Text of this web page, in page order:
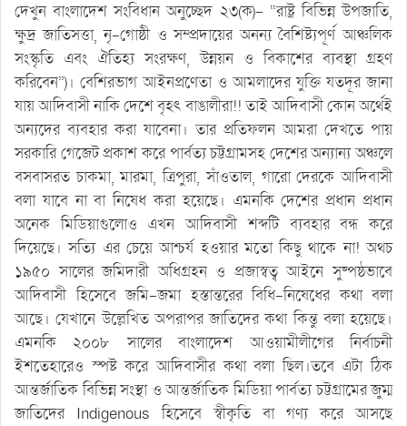
দেখুন বাংলাদেশ সংবিধান অনুচ্ছেদ ২৩(ক)- “রাষ্ট্র বিভিন্ন উপজাতি,
ক্ষুদ্র জাতিসত্তা, নৃ-গোষ্ঠী ও সম্প্রদায়ের অনন্য বৈশিষ্ট্যপূর্ণ আঞ্চলিক
সংস্কৃতি এবং ঐতিহ্য সংরক্ষণ, উন্নয়ন ও বিকাশের ব্যবস্থা গ্রহণ
করিবেন”)। বেশিরভাগ আইনপ্রণেতা ও আমলাদের যুক্তি যতদূর জানা
যায় আদিবাসী নাকি দেশে বৃহৎ বাঙালীরা!! তাই আদিবাসী কোন অর্থেই
অন্যদের ব্যবহার করা যাবেনা। তার প্রতিফলন আমরা দেখতে পায়
সরকারি গেজেট প্রকাশ করে পার্বত্য চট্টগ্রামসহ দেশের অন্যান্য অঞ্চলে
বসবাসরত চাকমা, মারমা, ত্রিপুরা, সাঁওতাল, গারো দেরকে আদিবাসী
বলা যাবে না বা নিষেধ করা হয়েছে। এমনকি দেশের প্রধান প্রধান
অনেক মিডিয়াগুলোও এখন আদিবাসী শব্দটি ব্যবহার বন্ধ করে
দিয়েছে। সত্যি এর চেয়ে অাশ্চর্য হওয়ার মতো কিছু থাকে না! অথচ
১৯৫০ সালের জমিদারী অধিগ্রহন ও প্রজাস্বত্ব আইনে সুষ্পষ্ঠভাবে
আদিবাসী হিসেবে জমি-জমা হস্তান্তরের বিধি-নিষেধের কথা বলা
আছে। যেখানে উল্লেখিত অপরাপর জাতিদের কথা কিন্তু বলা হয়েছে।
এমনকি ২০০৮ সালের বাংলাদেশ আওয়ামীলীগের নির্বাচনী
ইশতেহারেও স্পষ্ট করে আদিবাসীর কথা বলা ছিল।তবে এটা ঠিক
আন্তর্জাতিক বিভিন্ন সংস্থা ও আন্তর্জাতিক মিডিয়া পার্বত্য চট্টগ্রামের জুম্ম
জাতিদের Indigenous হিসেবে স্বীকৃতি বা গণ্য করে আসছে